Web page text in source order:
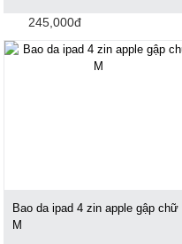
245,000đ
Bao da ipad 4 zin apple gập chữ
M